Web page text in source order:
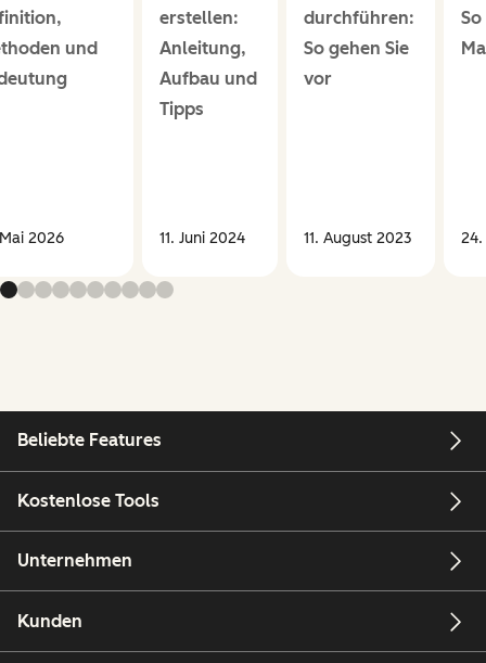
und
2026
erstellen:
Anleitung,
Aufbau und
Tipps
11. Juni 2024
durchführen:
So gehen Sie
vor
11. August 2023 24.
Beliebte Features
Kostenlose Tools
Unternehmen
Kunden